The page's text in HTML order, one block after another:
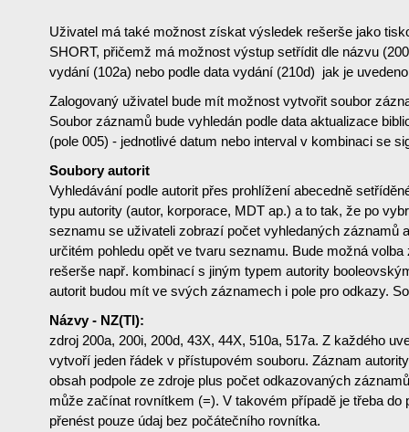
Uživatel má také možnost získat výsledek rešerše jako
SHORT, přičemž má možnost výstup setřídit dle názvu
vydání (102a) nebo podle data vydání (210d) jak je
Zalogovaný uživatel bude mít možnost vytvořit soubor
Soubor záznamů bude vyhledán podle data aktualizace
(pole 005) - jednotlivé datum nebo interval v kombinaci se
Soubory autorit
Vyhledávání podle autorit přes prohlížení abecedně
typu autority (autor, korporace, MDT ap.) a to tak, že po
seznamu se uživateli zobrazí počet vyhledaných záznamů
určitém pohledu opět ve tvaru seznamu. Bude možná
rešerše např. kombinací s jiným typem autority
autorit budou mít ve svých záznamech i pole pro odkazy.
Názvy - NZ(TI):
zdroj 200a, 200i, 200d, 43X, 44X, 510a, 517a. Z každého
vytvoří jeden řádek v přístupovém souboru. Záznam
obsah podpole ze zdroje plus počet odkazovaných
může začínat rovnítkem (=). V takovém případě je třeba do
přenést pouze údaj bez počátečního rovnítka.